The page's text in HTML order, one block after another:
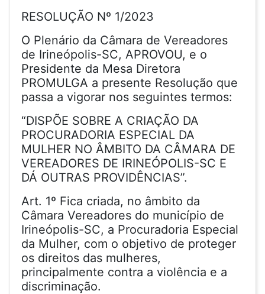
RESOLUÇÃO Nº 1/2023
O Plenário da Câmara de Vereadores
de Irineópolis-SC, APROVOU, e o
Presidente da Mesa Diretora
PROMULGA a presente Resolução que
passa a vigorar nos seguintes termos:
“DISPÕE SOBRE A CRIAÇÃO DA
PROCURADORIA ESPECIAL DA
MULHER NO ÂMBITO DA CÂMARA DE
VEREADORES DE IRINEÓPOLIS-SC E
DÁ OUTRAS PROVIDÊNCIAS”.
Art. 1º Fica criada, no âmbito da
Câmara Vereadores do município de
Irineópolis-SC, a Procuradoria Especial
da Mulher, com o objetivo de proteger
os direitos das mulheres,
principalmente contra a violência e a
discriminação.